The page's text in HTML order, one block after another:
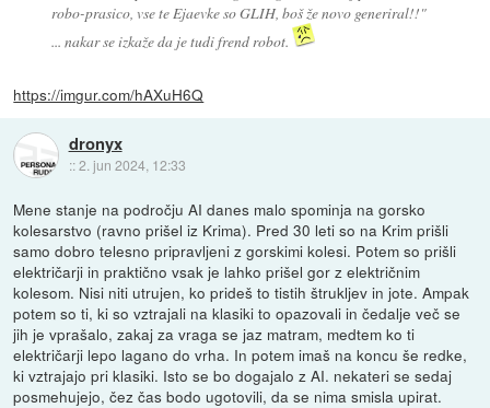
robo-prasico, vse te Ejaevke so GLIH, boš že novo generiral!!"
... nakar se izkaže da je tudi frend robot.
https://imgur.com/hAXuH6Q
dronyx
::2. jun 2024, 12:33
Mene stanje na področju AI danes malo spominja na gorsko
kolesarstvo (ravno prišel iz Krima). Pred 30 leti so na Krim prišli
samo dobro telesno pripravljeni z gorskimi kolesi. Potem so prišli
električarji in praktično vsak je lahko prišel gor z električnim
kolesom. Nisi niti utrujen, ko prideš to tistih štrukljev in jote. Ampak
potem so ti, ki so vztrajali na klasiki to opazovali in čedalje več se
jih je vprašalo, zakaj za vraga se jaz matram, medtem ko ti
električarji lepo lagano do vrha. In potem imaš na koncu še redke,
ki vztrajajo pri klasiki. Isto se bo dogajalo z AI. nekateri se sedaj
posmehujejo, čez čas bodo ugotovili, da se nima smisla upirat.